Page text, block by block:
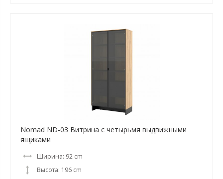
Nomad ND-03 Витрина с четырьмя выдвижными
ящиками
Ширина: 92 cm
Высота: 196 cm